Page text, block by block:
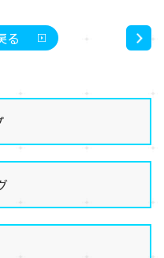
る